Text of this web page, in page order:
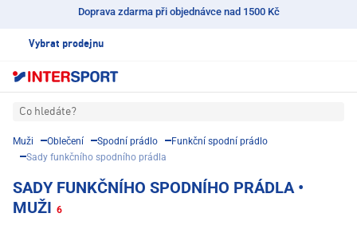
Doprava zdarma při objednávce nad 1500 Kč
Vybrat prodejnu
Co hledáte?
Muži Oblečení Spodní prádlo
Funkční spodní prádlo
Sady funkčního spodního prádla
SADY FUNKČNÍHO SPODNÍHO PRÁDLA •
MUŽI 6